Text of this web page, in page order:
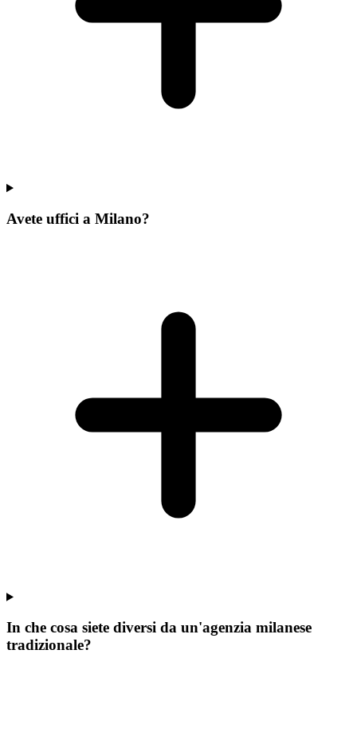
Avete uffici a Milano?
In che cosa siete diversi da un'agenzia milanese
tradizionale?